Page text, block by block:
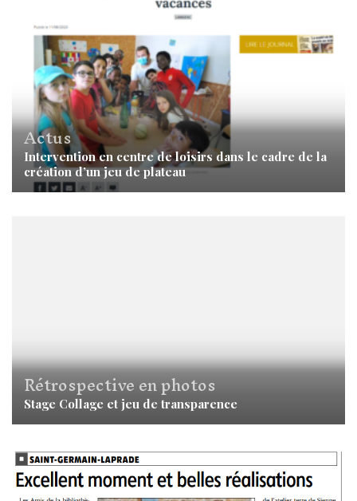
Actus
Intervention en centre de loisirs dans le cadre de la
création d’un jeu de plateau
Rétrospective en photos
Stage Collage et jeu de transparence